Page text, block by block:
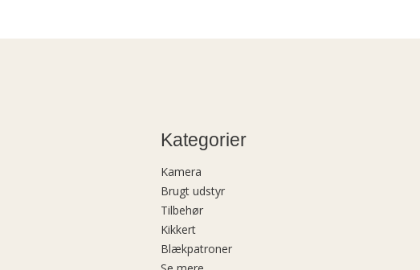
Kategorier
Kamera
Brugt udstyr
Tilbehør
Kikkert
Blækpatroner